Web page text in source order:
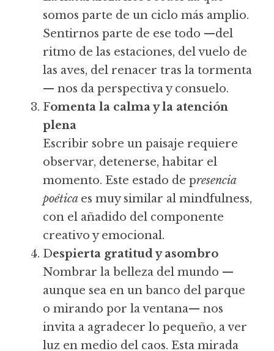
somos parte de un ciclo más amplio.
Sentirnos parte de ese todo —del
ritmo de las estaciones, del vuelo de
las aves, del renacer tras la tormenta
— nos da perspectiva y consuelo.
Fomenta la calma y la atención
plena
Escribir sobre un paisaje requiere
observar, detenerse, habitar el
momento. Este estado de presencia
poética es muy similar al mindfulness,
con el añadido del componente
creativo y emocional.
Despierta gratitud y asombro
Nombrar la belleza del mundo —
aunque sea en un banco del parque
o mirando por la ventana— nos
invita a agradecer lo pequeño, a ver
luz en medio del caos. Esta mirada